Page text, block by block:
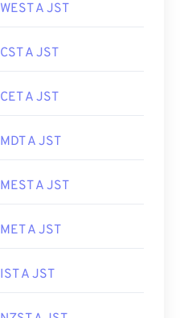
WEST A JST
CST A JST
CET A JST
MDT A JST
MEST A JST
MET A JST
IST A JST